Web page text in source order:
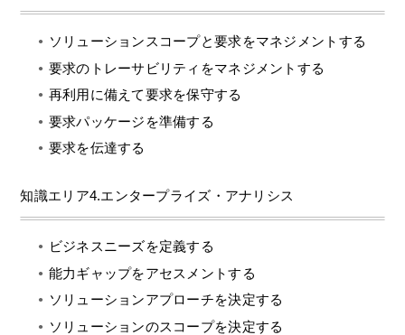
ソリューションスコープと要求をマネジメントする
要求のトレーサビリティをマネジメントする
再利用に備えて要求を保守する
要求パッケージを準備する
要求を伝達する
知識エリア4.エンタープライズ・アナリシス
ビジネスニーズを定義する
能力ギャップをアセスメントする
ソリューションアプローチを決定する
ソリューションのスコープを決定する